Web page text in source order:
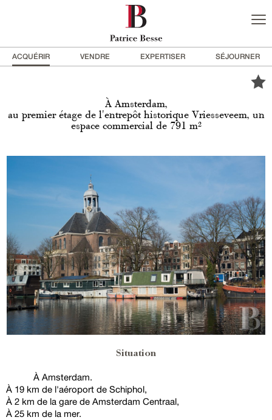
ACQUÉRIR VENDRE EXPERTISER SÉJOURNER
À Amsterdam,
au premier étage de l'entrepôt historique Vriesseveem, un
espace commercial de 791 m²
Situation
À Amsterdam.
À 19 km de l'aéroport de Schiphol,
À 2 km de la gare de Amsterdam Centraal,
À 25 km de la mer.